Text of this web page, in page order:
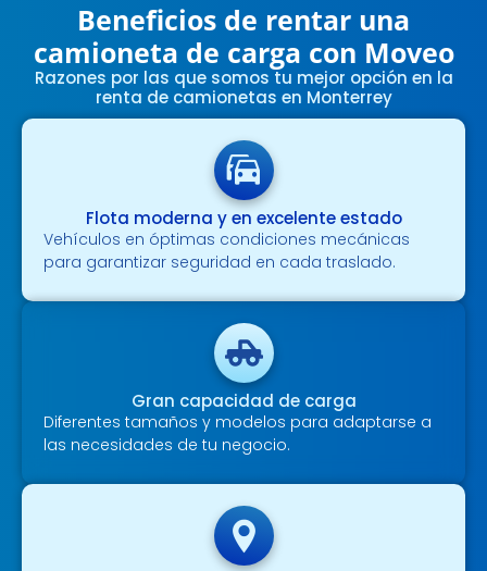
Beneficios de rentar una
camioneta de carga con Moveo
Razones por las que somos tu mejor opción en la
renta de camionetas en Monterrey
Flota moderna y en excelente estado
Vehículos en óptimas condiciones mecánicas
para garantizar seguridad en cada traslado.
Gran capacidad de carga
Diferentes tamaños y modelos para adaptarse a
las necesidades de tu negocio.